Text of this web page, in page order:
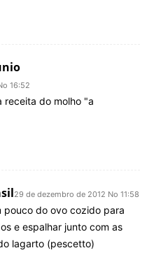
16:52
receita do molho "a
29 de dezembro de 2012 No 11:58
pouco do ovo cozido para
e espalhar junto com as
lagarto (pescetto)